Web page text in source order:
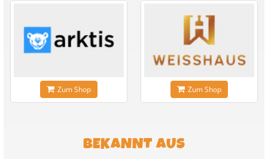
Zum Shop Zum Shop
BEKANNT AUS